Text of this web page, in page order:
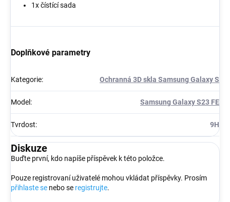
1x čístící sada
Doplňkové parametry
Kategorie: Ochranná 3D skla Samsung Galaxy S
Model : Samsung Galaxy S23 FE
Tvrdost: 9H
Diskuze
Buďte první, kdo napíše příspěvek k této položce.
Pouze registrovaní uživatelé mohou vkládat příspěvky. Prosím
přihlaste se nebo se registrujte.